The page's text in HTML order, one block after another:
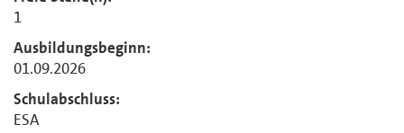
1
Ausbildungsbeginn:
01.09.2026
Schulabschluss:
ESA